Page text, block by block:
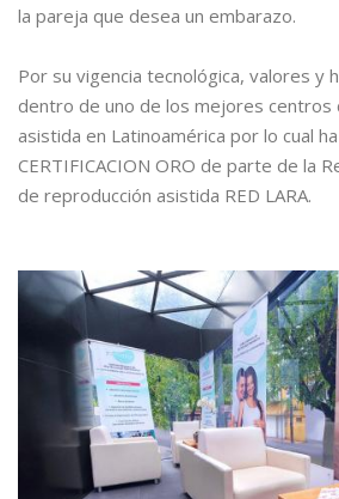
la pareja que desea un embarazo.
Por su vigencia tecnológica, valores y
dentro de uno de los mejores centros
asistida en Latinoamérica por lo cual
CERTIFICACION ORO de parte de la
de reproducción asistida RED LARA.